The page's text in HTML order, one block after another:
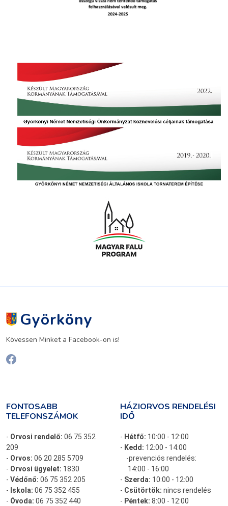
Györköny
Kövessen Minket a Facebook-on is!
FONTOSABB
TELEFONSZÁMOK
- Orvosi rendelő: 06 75 352
209
- Orvos: 06 20 285 5709
- Orvosi ügyelet: 1830
- Védőnő: 06 75 352 205
- Iskola: 06 75 352 455
- Óvoda: 06 75 352 440
HÁZIORVOS RENDELÉSI
IDŐ
- Hétfő: 10:00 - 12:00
- Kedd: 12:00 - 14:00
-prevenciós rendelés:
14:00 - 16:00
- Szerda: 10:00 - 12:00
- Csütörtök: nincs rendelés
- Péntek: 8:00 - 12:00